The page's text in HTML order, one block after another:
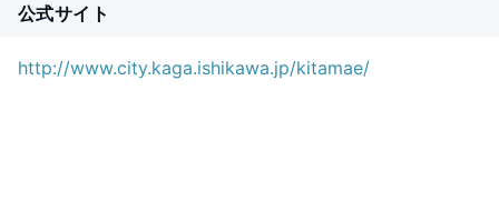
公式サイト
http://www.city.kaga.ishikawa.jp/kitamae/